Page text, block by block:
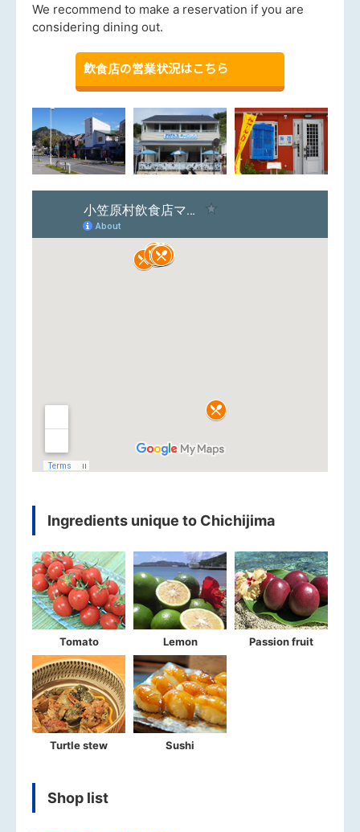
We recommend to make a reservation if you are
considering dining out.
飲食店の営業状況はこちら
Ingredients unique to Chichijima
Tomato Lemon Passion fruit
Turtle stew Sushi
Shop list